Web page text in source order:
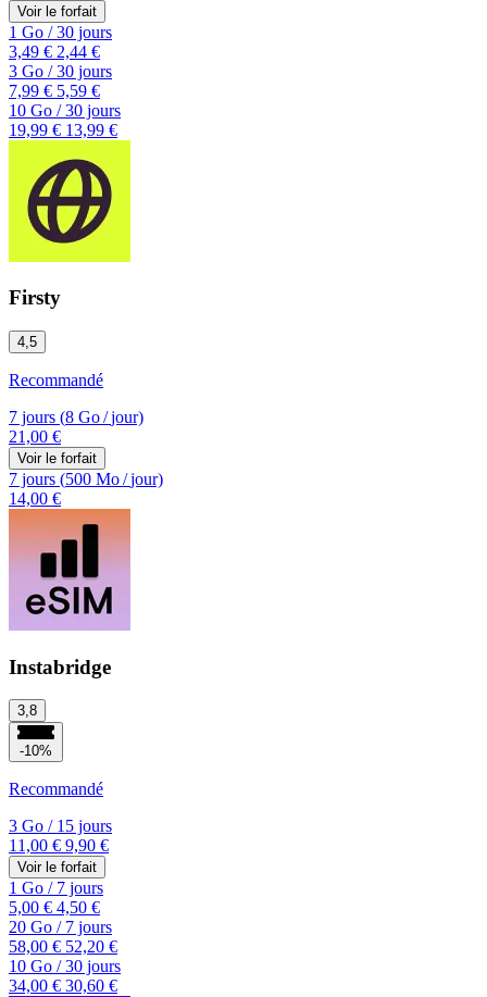
Voir le forfait
1 Go /30 jours
3,49 € 2,44 €
3 Go /30 jours
7,99 € 5,59 €
10 Go /30 jours
19,99 € 13,99 €
Firsty
4,5
Recommandé
7 jours (8 Go/jour)
21,00 €
Voir le forfait
7 jours (500 Mo/jour)
14,00 €
Instabridge
3,8
-10%
Recommandé
3 Go /15 jours
11,00 € 9,90 €
Voir le forfait
1 Go /7 jours
5,00 € 4,50 €
20 Go /7 jours
58,00 € 52,20 €
10 Go /30 jours
34,00 € 30,60 €